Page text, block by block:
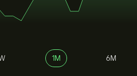
1M 6M